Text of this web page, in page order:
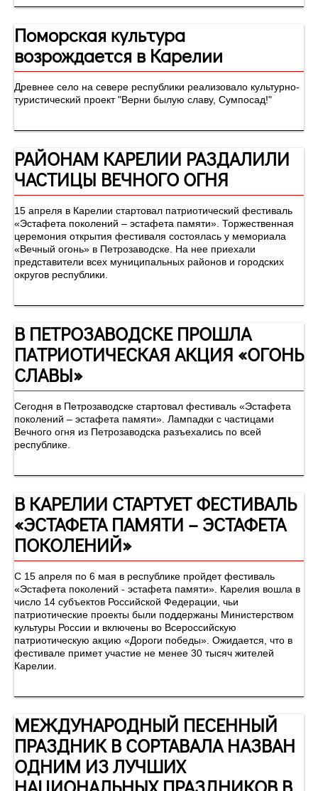
Поморская культура
возрождается в Карелии
Древнее село на севере республики реализовало культурно-
туристический проект "Верни былую славу, Сумпосад!"
РАЙОНАМ КАРЕЛИИ РАЗДАЛИЛИ
ЧАСТИЦЫ ВЕЧНОГО ОГНЯ
15 апреля в Карелии стартовал патриотический фестиваль
«Эстафета поколений – эстафета памяти». Торжественная
церемония открытия фестиваля состоялась у мемориала
«Вечный огонь» в Петрозаводске. На нее приехали
представители всех муниципальных районов и городских
округов республики.
В ПЕТРОЗАВОДСКЕ ПРОШЛА
ПАТРИОТИЧЕСКАЯ АКЦИЯ «ОГОНЬ
СЛАВЫ»
Сегодня в Петрозаводске стартовал фестиваль «Эстафета
поколений – эстафета памяти». Лампадки с частицами
Вечного огня из Петрозаводска разъехались по всей
республике.
В КАРЕЛИИ СТАРТУЕТ ФЕСТИВАЛЬ
«ЭСТАФЕТА ПАМЯТИ – ЭСТАФЕТА
ПОКОЛЕНИЙ»
С 15 апреля по 6 мая в республике пройдет фестиваль
«Эстафета поколений - эстафета памяти». Карелия вошла в
число 14 субъектов Российской Федерации, чьи
патриотические проекты были поддержаны Министерством
культуры России и включены во Всероссийскую
патриотическую акцию «Дороги победы». Ожидается, что в
фестивале примет участие не менее 30 тысяч жителей
Карелии.
МЕЖДУНАРОДНЫЙ ПЕСЕННЫЙ
ПРАЗДНИК В СОРТАВАЛА НАЗВАН
ОДНИМ ИЗ ЛУЧШИХ